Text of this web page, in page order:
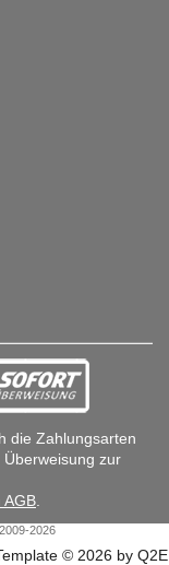
die Zahlungsarten
Überweisung zur
AGB.
© 2026 by Q2E
2026